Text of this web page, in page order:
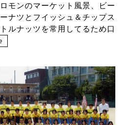
モンのマーケット風景、ビー
ナツとフイッシュ＆チップス
ルナッツを常用してるため口